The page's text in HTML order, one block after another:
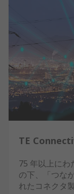
TE
75 年以上にわ
の下、「つな
れたコネクタ